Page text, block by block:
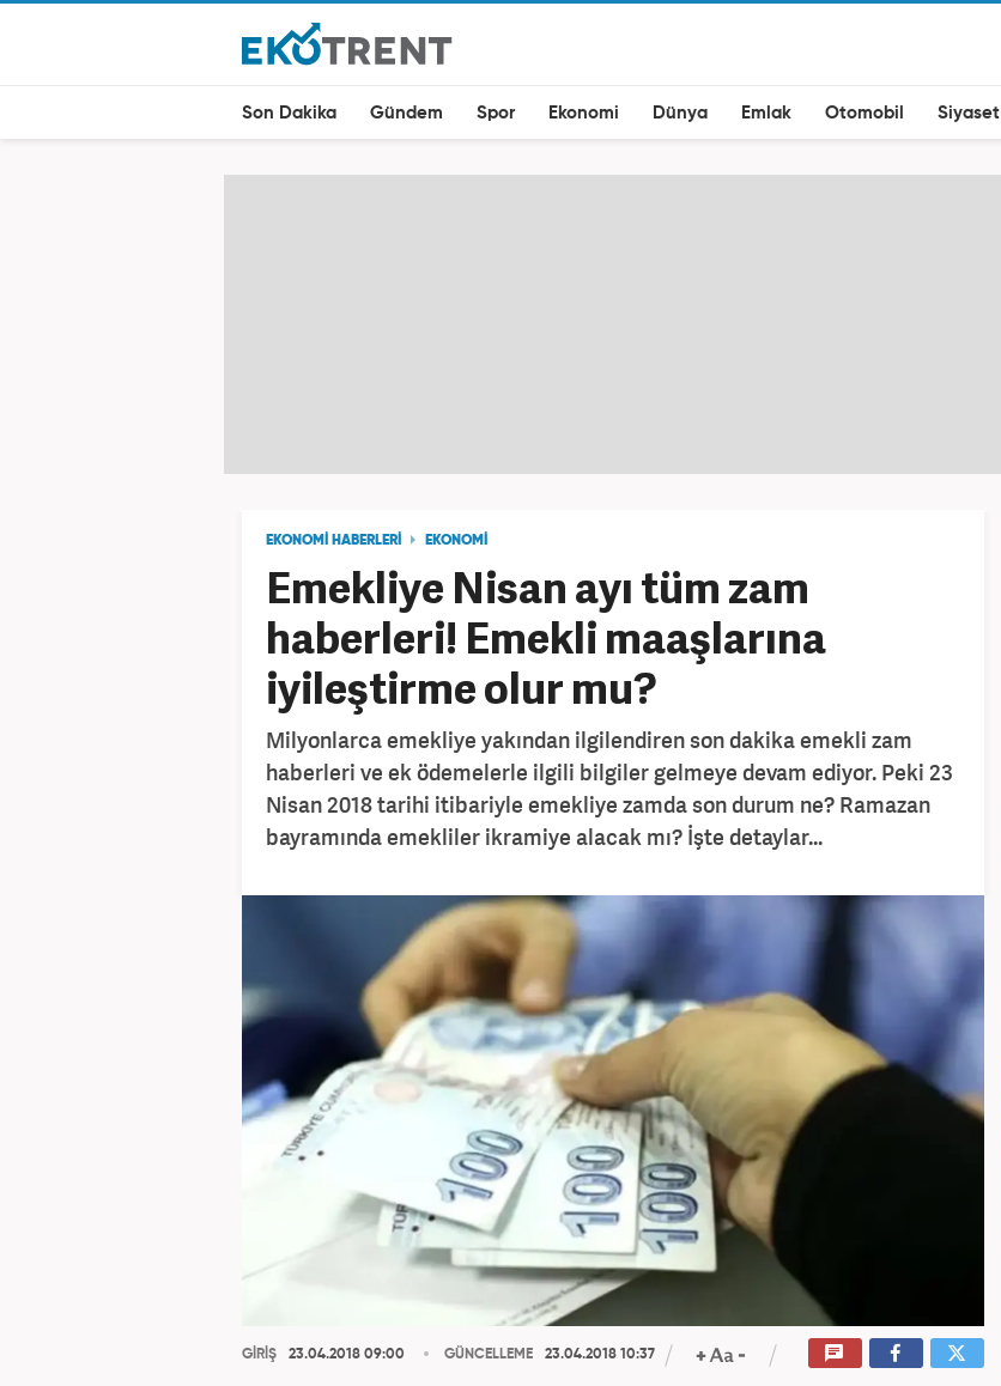
Son Dakika Gündem Spor Ekonomi Dünya Emlak Otomobil Siyaset
EKONOMİ HABERLERİ EKONOMİ
Emekliye Nisan ayı tüm zam
haberleri! Emekli maaşlarına
iyileştirme olur mu?
Milyonlarca emekliye yakından ilgilendiren son dakika emekli zam
haberleri ve ek ödemelerle ilgili bilgiler gelmeye devam ediyor. Peki 23
Nisan 2018 tarihi itibariyle emekliye zamda son durum ne? Ramazan
bayramında emekliler ikramiye alacak mı? İşte detaylar...
GİRİŞ 23.04.2018 09:00 GÜNCELLEME 23.04.2018 10:37